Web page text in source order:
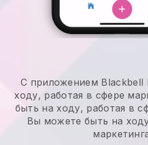
С приложением Blackbell
ходу, работая в сфере
быть на ходу, работая в
Вы можете быть на